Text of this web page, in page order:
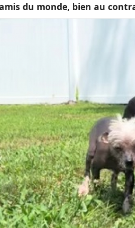
du monde, bien au